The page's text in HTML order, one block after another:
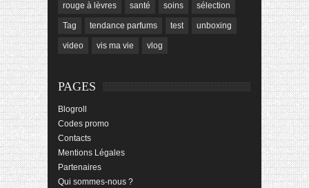
rouge à lèvres santé soins sélection
Tag tendance parfums test unboxing
video vis ma vie vlog
PAGES
Blogroll
Codes promo
Contacts
Mentions Légales
Partenaires
Qui sommes-nous ?